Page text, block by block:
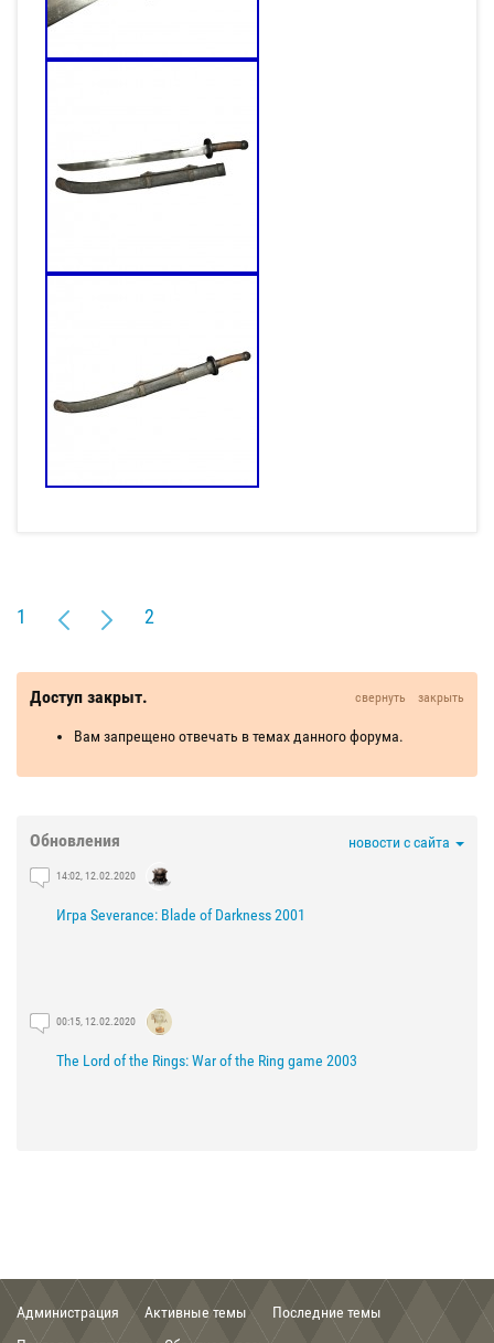
1 2
Доступ закрыт. свернуть закрыть
Вам запрещено отвечать в темах данного форума.
Обновления новости с сайта
14:02, 12.02.2020
Игра Severance: Blade of Darkness 2001
00:15, 12.02.2020
The Lord of the Rings: War of the Ring game 2003
00:56, 03.02.2020
Администрация Активные темы
Последние темы